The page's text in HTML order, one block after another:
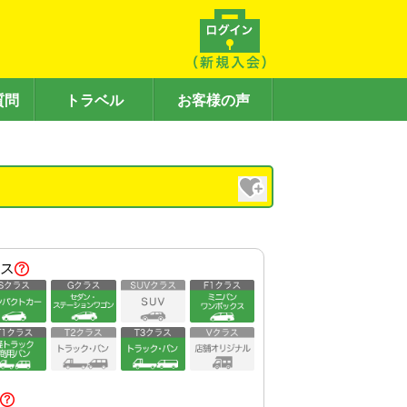
問 トラベル お客様の声